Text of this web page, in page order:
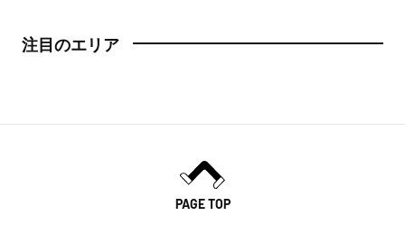
注目のエリア
PAGE TOP